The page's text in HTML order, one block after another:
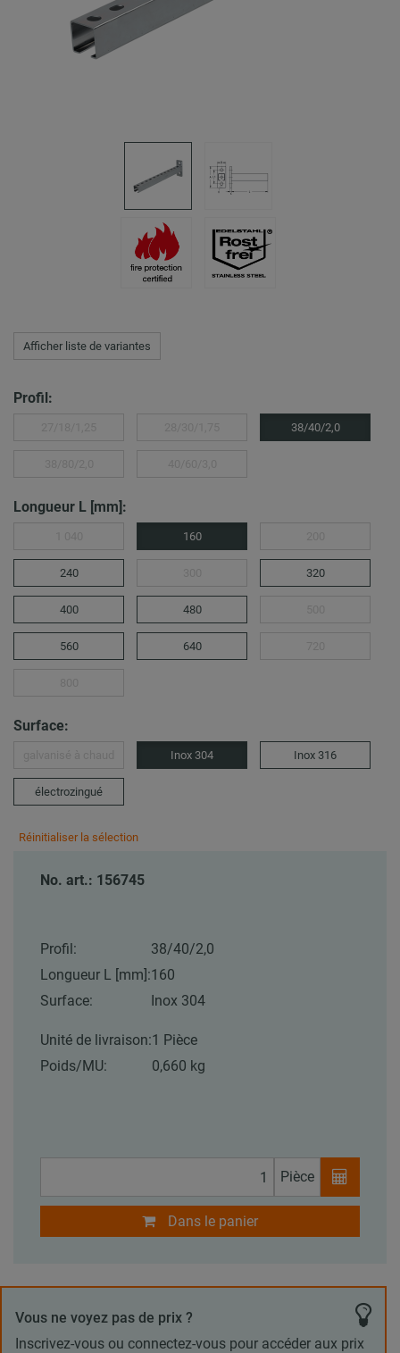
Afficher liste de variantes
Profil:
38/40/2,0
Longueur L [mm]:
160
240 320
400 480
560 640
Surface:
Inox 304 Inox 316
électrozingué
Réinitialiser la sélection
No. art.: 156745
Profil:
38/40/2,0
Longueur L [mm]:160
Surface:
Inox 304
Unité de livraison:1 Pièce
Poids/MU:
0,660 kg
Pièce
Dans le panier
Vous ne voyez pas de prix ?
Inscrivez-vous ou connectez-vous pour accéder aux prix